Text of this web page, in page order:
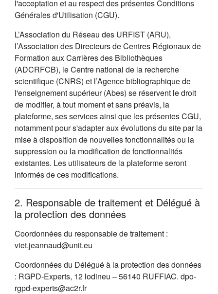
l'acceptation et au respect des présentes Conditions
Générales d'Utilisation (CGU).
L’Association du Réseau des URFIST (ARU),
l’Association des Directeurs de Centres Régionaux de
Formation aux Carrières des Bibliothèques
(ADCRFCB), le Centre national de la recherche
scientifique (CNRS) et l’Agence bibliographique de
l'enseignement supérieur (Abes) se réservent le droit
de modifier, à tout moment et sans préavis, la
plateforme, ses services ainsi que les présentes CGU,
notamment pour s'adapter aux évolutions du site par la
mise à disposition de nouvelles fonctionnalités ou la
suppression ou la modification de fonctionnalités
existantes. Les utilisateurs de la plateforme seront
informés de ces modifications.
2. Responsable de traitement et Délégué à
la protection des données
Coordonnées du responsable de traitement :
viet.jeannaud@unit.eu
Coordonnées du Délégué à la protection des données
: RGPD-Experts, 12 lodineu – 56140 RUFFIAC. dpo-
rgpd-experts@ac2r.fr